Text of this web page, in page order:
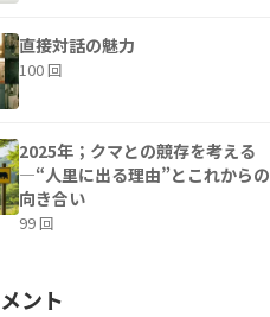
直接対話の魅力
100 回
2025年；クマとの競存を考える
—“人里に出る理由”とこれからの
向き合い
99 回
ント